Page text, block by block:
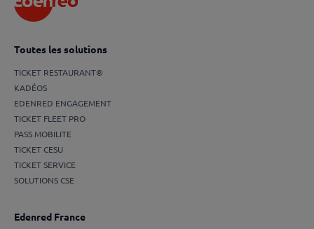
Toutes les solutions
TICKET RESTAURANT®
KADÉOS
EDENRED ENGAGEMENT
TICKET FLEET PRO
PASS MOBILITE
TICKET CESU
TICKET SERVICE
SOLUTIONS CSE
Edenred France